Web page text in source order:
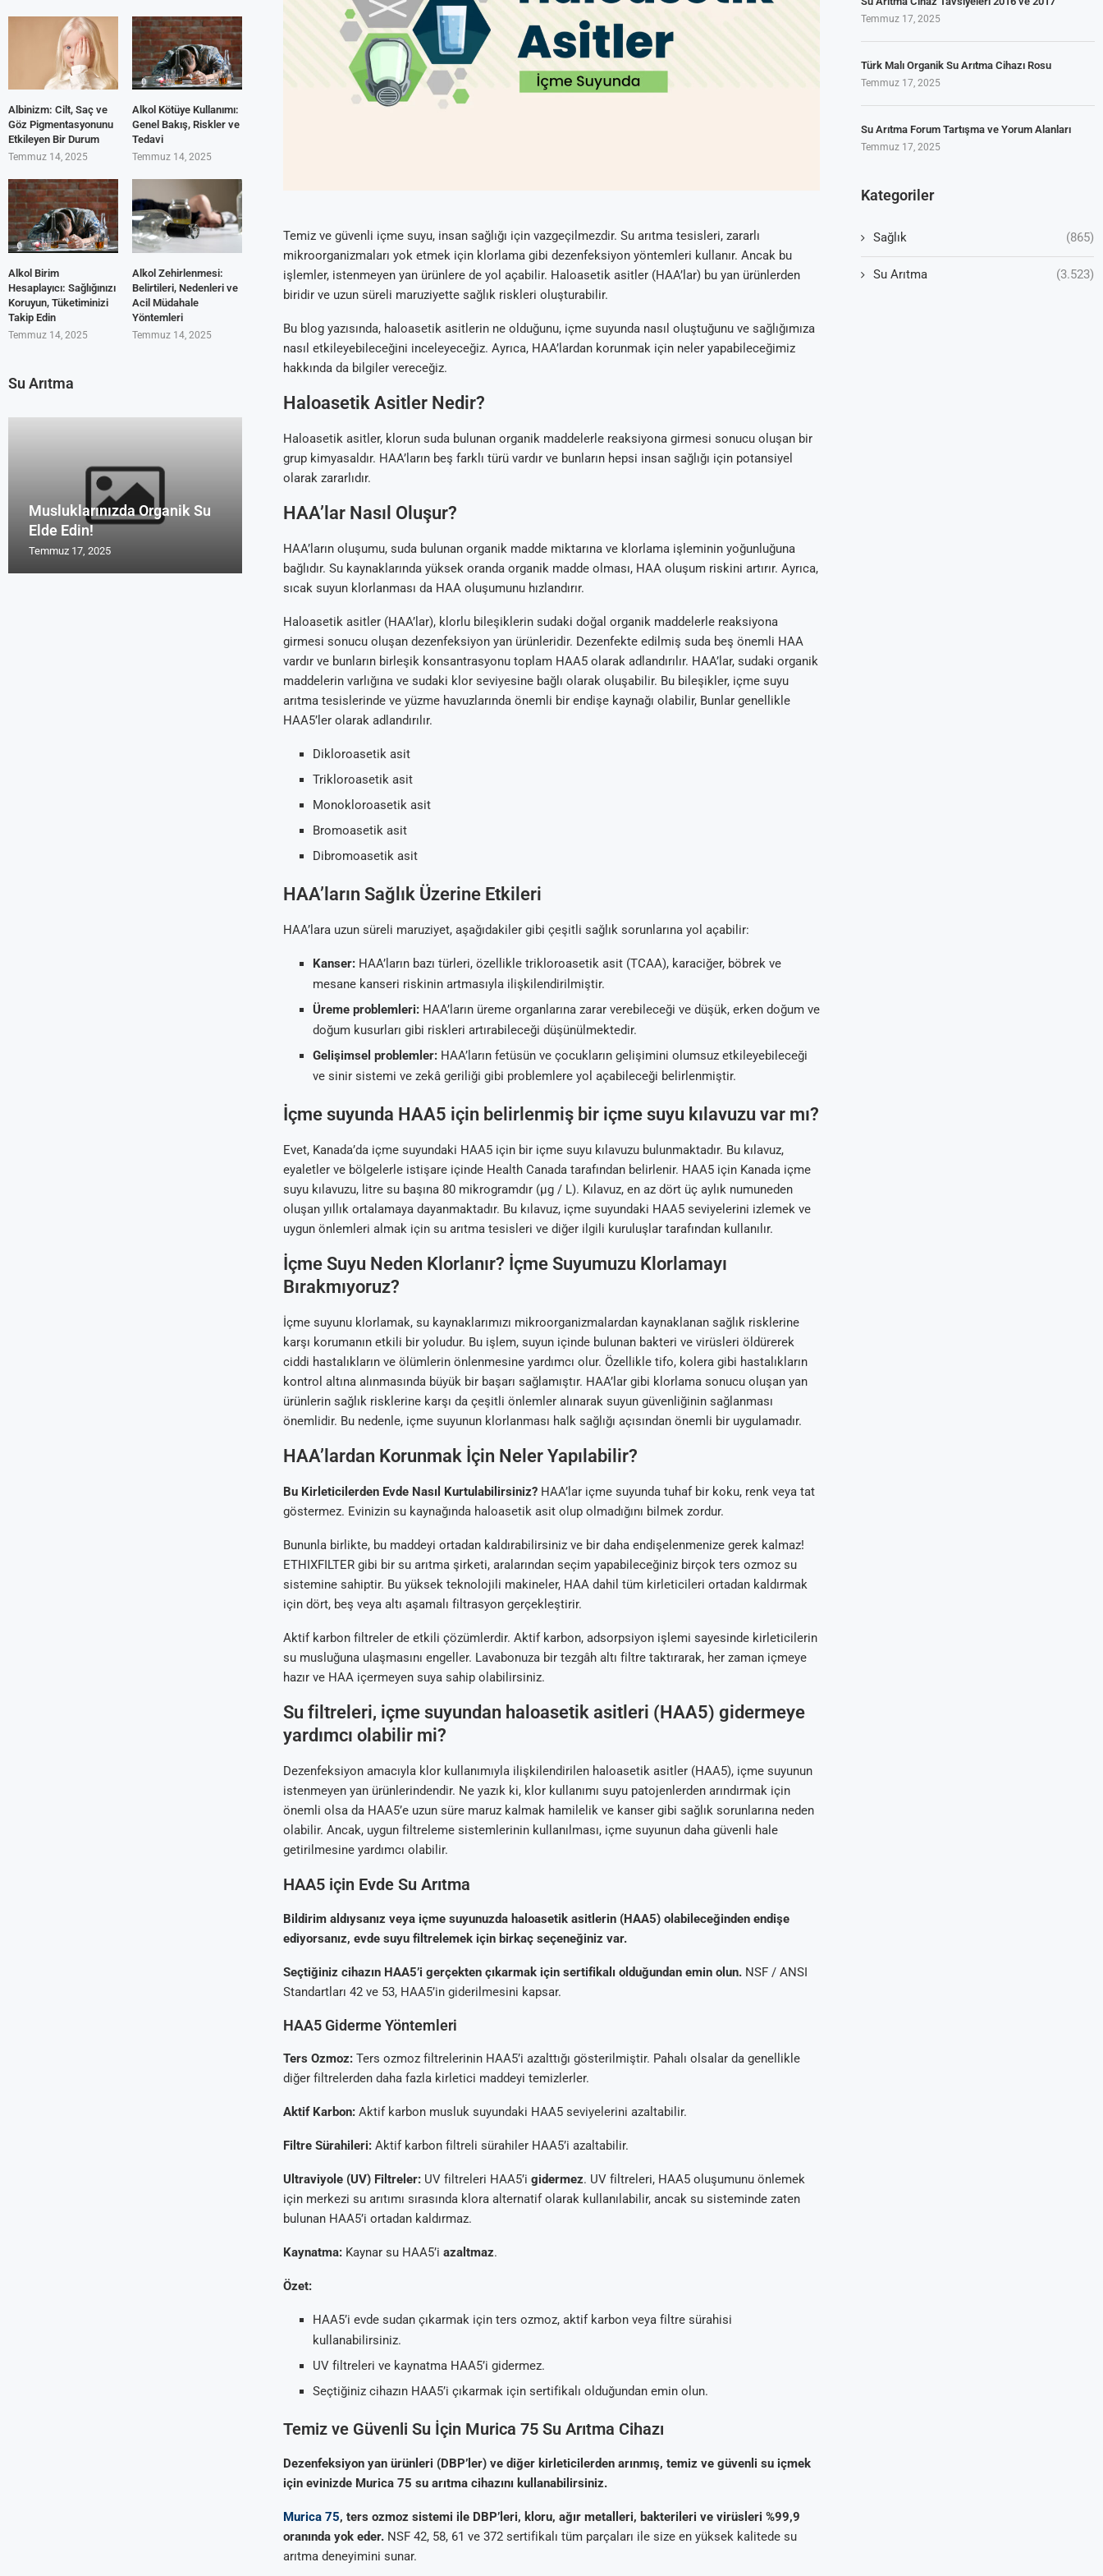
Temiz ve güvenli içme suyu, insan sağlığı için vazgeçilmezdir. Su arıtma tesisleri, zararlı
mikroorganizmaları yok etmek için klorlama gibi dezenfeksiyon yöntemleri kullanır. Ancak bu
işlemler, istenmeyen yan ürünlere de yol açabilir. Haloasetik asitler (HAA’lar) bu yan ürünlerden
biridir ve uzun süreli maruziyette sağlık riskleri oluşturabilir.
Bu blog yazısında, haloasetik asitlerin ne olduğunu, içme suyunda nasıl oluştuğunu ve sağlığımıza
nasıl etkileyebileceğini inceleyeceğiz. Ayrıca, HAA’lardan korunmak için neler yapabileceğimiz
hakkında da bilgiler vereceğiz.
Haloasetik Asitler Nedir?
Haloasetik asitler, klorun suda bulunan organik maddelerle reaksiyona girmesi sonucu oluşan bir
grup kimyasaldır. HAA’ların beş farklı türü vardır ve bunların hepsi insan sağlığı için potansiyel
olarak zararlıdır.
HAA’lar Nasıl Oluşur?
HAA’ların oluşumu, suda bulunan organik madde miktarına ve klorlama işleminin yoğunluğuna
bağlıdır. Su kaynaklarında yüksek oranda organik madde olması, HAA oluşum riskini artırır. Ayrıca,
sıcak suyun klorlanması da HAA oluşumunu hızlandırır.
Haloasetik asitler (HAA’lar), klorlu bileşiklerin sudaki doğal organik maddelerle reaksiyona
girmesi sonucu oluşan dezenfeksiyon yan ürünleridir. Dezenfekte edilmiş suda beş önemli HAA
vardır ve bunların birleşik konsantrasyonu toplam HAA5 olarak adlandırılır. HAA’lar, sudaki organik
maddelerin varlığına ve sudaki klor seviyesine bağlı olarak oluşabilir. Bu bileşikler, içme suyu
arıtma tesislerinde ve yüzme havuzlarında önemli bir endişe kaynağı olabilir, Bunlar genellikle
HAA5’ler olarak adlandırılır.
Dikloroasetik asit
Trikloroasetik asit
Monokloroasetik asit
Bromoasetik asit
Dibromoasetik asit
HAA’ların Sağlık Üzerine Etkileri
HAA’lara uzun süreli maruziyet, aşağıdakiler gibi çeşitli sağlık sorunlarına yol açabilir:
Kanser:HAA’ların bazı türleri, özellikle trikloroasetik asit (TCAA), karaciğer, böbrek ve
mesane kanseri riskinin artmasıyla ilişkilendirilmiştir.
Üreme problemleri:HAA’ların üreme organlarına zarar verebileceği ve düşük, erken doğum ve
doğum kusurları gibi riskleri artırabileceği düşünülmektedir.
Gelişimsel problemler:HAA’ların fetüsün ve çocukların gelişimini olumsuz etkileyebileceği
ve sinir sistemi ve zekâ geriliği gibi problemlere yol açabileceği belirlenmiştir.
İçme suyunda HAA5 için belirlenmiş bir içme suyu kılavuzu var mı?
Evet, Kanada’da içme suyundaki HAA5 için bir içme suyu kılavuzu bulunmaktadır. Bu kılavuz,
eyaletler ve bölgelerle istişare içinde Health Canada tarafından belirlenir. HAA5 için Kanada içme
suyu kılavuzu, litre su başına 80 mikrogramdır (μg / L). Kılavuz, en az dört üç aylık numuneden
oluşan yıllık ortalamaya dayanmaktadır. Bu kılavuz, içme suyundaki HAA5 seviyelerini izlemek ve
uygun önlemleri almak için su arıtma tesisleri ve diğer ilgili kuruluşlar tarafından kullanılır.
İçme Suyu Neden Klorlanır? İçme Suyumuzu Klorlamayı
Bırakmıyoruz?
İçme suyunu klorlamak, su kaynaklarımızı mikroorganizmalardan kaynaklanan sağlık risklerine
karşı korumanın etkili bir yoludur. Bu işlem, suyun içinde bulunan bakteri ve virüsleri öldürerek
ciddi hastalıkların ve ölümlerin önlenmesine yardımcı olur. Özellikle tifo, kolera gibi hastalıkların
kontrol altına alınmasında büyük bir başarı sağlamıştır. HAA’lar gibi klorlama sonucu oluşan yan
ürünlerin sağlık risklerine karşı da çeşitli önlemler alınarak suyun güvenliğinin sağlanması
önemlidir. Bu nedenle, içme suyunun klorlanması halk sağlığı açısından önemli bir uygulamadır.
HAA’lardan Korunmak İçin Neler Yapılabilir?
Bu Kirleticilerden Evde Nasıl Kurtulabilirsiniz?HAA’lar içme suyunda tuhaf bir koku, renk veya tat
göstermez. Evinizin su kaynağında haloasetik asit olup olmadığını bilmek zordur.
Bununla birlikte, bu maddeyi ortadan kaldırabilirsiniz ve bir daha endişelenmenize gerek kalmaz!
ETHIXFILTER gibi bir su arıtma şirketi, aralarından seçim yapabileceğiniz birçok ters ozmoz su
sistemine sahiptir. Bu yüksek teknolojili makineler, HAA dahil tüm kirleticileri ortadan kaldırmak
için dört, beş veya altı aşamalı filtrasyon gerçekleştirir.
Aktif karbon filtreler de etkili çözümlerdir. Aktif karbon, adsorpsiyon işlemi sayesinde kirleticilerin
su musluğuna ulaşmasını engeller. Lavabonuza bir tezgâh altı filtre taktırarak, her zaman içmeye
hazır ve HAA içermeyen suya sahip olabilirsiniz.
Su filtreleri, içme suyundan haloasetik asitleri (HAA5) gidermeye
yardımcı olabilir mi?
Dezenfeksiyon amacıyla klor kullanımıyla ilişkilendirilen haloasetik asitler (HAA5), içme suyunun
istenmeyen yan ürünlerindendir. Ne yazık ki, klor kullanımı suyu patojenlerden arındırmak için
önemli olsa da HAA5’e uzun süre maruz kalmak hamilelik ve kanser gibi sağlık sorunlarına neden
olabilir. Ancak, uygun filtreleme sistemlerinin kullanılması, içme suyunun daha güvenli hale
getirilmesine yardımcı olabilir.
HAA5 için Evde Su Arıtma
Bildirim aldıysanız veya içme suyunuzda haloasetik asitlerin (HAA5) olabileceğinden endişe
ediyorsanız, evde suyu filtrelemek için birkaç seçeneğiniz var.
Seçtiğiniz cihazın HAA5’i gerçekten çıkarmak için sertifikalı olduğundan emin olun.NSF / ANSI
Standartları 42 ve 53, HAA5’in giderilmesini kapsar.
HAA5 Giderme Yöntemleri
Ters Ozmoz:Ters ozmoz filtrelerinin HAA5’i azalttığı gösterilmiştir. Pahalı olsalar da genellikle
diğer filtrelerden daha fazla kirletici maddeyi temizlerler.
Aktif Karbon:Aktif karbon musluk suyundaki HAA5 seviyelerini azaltabilir.
Filtre Sürahileri:Aktif karbon filtreli sürahiler HAA5’i azaltabilir.
Ultraviyole (UV) Filtreler:UV filtreleri HAA5’i gidermez. UV filtreleri, HAA5 oluşumunu önlemek
için merkezi su arıtımı sırasında klora alternatif olarak kullanılabilir, ancak su sisteminde zaten
bulunan HAA5’i ortadan kaldırmaz.
Kaynatma:Kaynar su HAA5’i azaltmaz.
Özet:
HAA5’i evde sudan çıkarmak için ters ozmoz, aktif karbon veya filtre sürahisi
kullanabilirsiniz.
UV filtreleri ve kaynatma HAA5’i gidermez.
Seçtiğiniz cihazın HAA5’i çıkarmak için sertifikalı olduğundan emin olun.
Temiz ve Güvenli Su İçin Murica 75 Su Arıtma Cihazı
Dezenfeksiyon yan ürünleri (DBP’ler) ve diğer kirleticilerden arınmış, temiz ve güvenli su içmek
için evinizde Murica 75 su arıtma cihazını kullanabilirsiniz.
Murica 75, ters ozmoz sistemi ile DBP’leri, kloru, ağır metalleri, bakterileri ve virüsleri %99,9
oranında yok eder.NSF 42, 58, 61 ve 372 sertifikalı tüm parçaları ile size en yüksek kalitede su
arıtma deneyimini sunar.
Temmuz 17, 2025
Türk Malı Organik Su Arıtma Cihazı Rosu
Temmuz 17, 2025
Su Arıtma Forum Tartışma ve Yorum Alanları
Temmuz 17, 2025
Kategoriler
Sağlık (865)
Su Arıtma (3.523)
Albinizm: Cilt, Saç ve
Göz Pigmentasyonunu
Etkileyen Bir Durum
Temmuz 14, 2025
Alkol Kötüye Kullanımı:
Genel Bakış, Riskler ve
Tedavi
Temmuz 14, 2025
Alkol Birim
Hesaplayıcı: Sağlığınızı
Koruyun, Tüketiminizi
Takip Edin
Temmuz 14, 2025
Alkol Zehirlenmesi:
Belirtileri, Nedenleri ve
Acil Müdahale
Yöntemleri
Temmuz 14, 2025
Su Arıtma
Musluklarınızda Organik Su
Elde Edin!
Temmuz 17, 2025
Uzmanların Su Arıtma
Temmuz 17, 2025
Su Arıtma Cihaz Tavsiyeleri
Temmuz 17, 2025
Türk Malı Organik Su Arıtma
Temmuz 17, 2025
Su Arıtma Forum Tartışma ve
Temmuz 17, 2025